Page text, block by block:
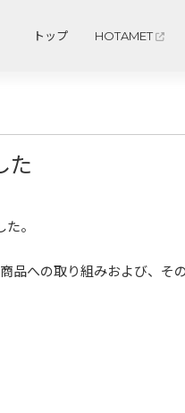
トップ HOTAMET
た
。
品への取り組みおよび、そ